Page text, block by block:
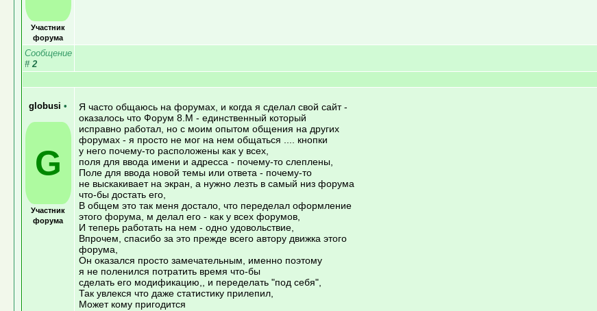
Участник
форума
Сообщение
# 2
globusi •
G
Участник
форума
Я часто общаюсь на форумах, и когда я сделал свой сайт -
оказалось что Форум 8.М - единственный который
исправно работал, но с моим опытом общения на других
форумах - я просто не мог на нем общаться .... кнопки
у него почему-то расположены как у всех,
поля для ввода имени и адресса - почему-то слеплены,
Поле для ввода новой темы или ответа - почему-то
не выскакивает на экран, а нужно лезть в самый низ форума
что-бы достать его,
В общем это так меня достало, что переделал оформление
этого форума, м делал его - как у всех форумов,
И теперь работать на нем - одно удовольствие,
Впрочем, спасибо за это прежде всего автору движка этого
форума,
Он оказался просто замечательным, именно поэтому
я не поленился потратить время что-бы
сделать его модификацию,, и переделать "под себя",
Так увлекся что даже статистику прилепил,
Может кому пригодится